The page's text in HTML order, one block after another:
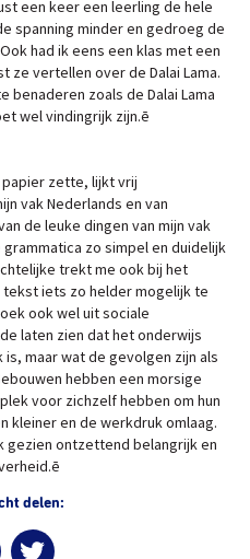
een keer een leerling de hele
spanning minder en gedroeg de
had ik eens een klas met een
ze vertellen over de Dalai Lama.
benaderen zoals de Dalai Lama
wel vindingrijk zijn.ē
papier zette, lijkt vrij
vak Nederlands en van
de leuke dingen van mijn vak
zo simpel en duidelijk
trekt me ook bij het
iets zo helder mogelijk te
ook wel uit sociale
laten zien dat het onderwijs
maar wat de gevolgen zijn als
hebben een morsige
voor zichzelf hebben om hun
kleiner en de werkdruk omlaag.
gezien ontzettend belangrijk en
delen: